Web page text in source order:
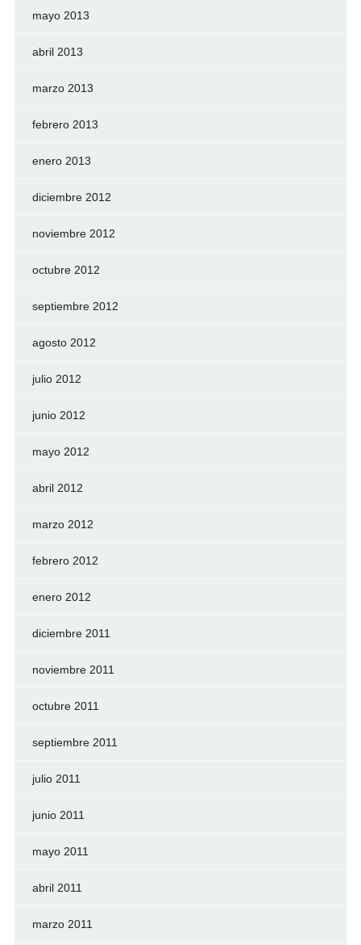
mayo 2013
abril 2013
marzo 2013
febrero 2013
enero 2013
diciembre 2012
noviembre 2012
octubre 2012
septiembre 2012
agosto 2012
julio 2012
junio 2012
mayo 2012
abril 2012
marzo 2012
febrero 2012
enero 2012
diciembre 2011
noviembre 2011
octubre 2011
septiembre 2011
julio 2011
junio 2011
mayo 2011
abril 2011
marzo 2011